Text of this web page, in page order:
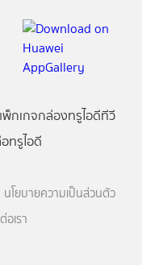
พ็กเกจกล่องทรูไอดีทีวี
ทรูไอดี
นโยบายความเป็นส่วนตัว
อเรา